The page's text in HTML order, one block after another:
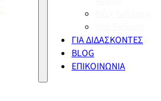
ΓΙΑ ΔΙΔΑΣΚΟΝΤΕΣ
BLOG
ΕΠΙΚΟΙΝΩΝΙΑ